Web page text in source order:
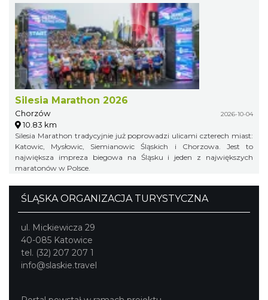
Silesia Marathon 2026
Chorzów 2026-10-04
10.83 km
Silesia Marathon tradycyjnie już poprowadzi ulicami czterech miast:
Katowic, Mysłowic, Siemianowic Śląskich i Chorzowa. Jest to
największa impreza biegowa na Śląsku i jeden z największych
maratonów w Polsce.
ŚLĄSKA ORGANIZACJA TURYSTYCZNA
ul. Mickiewicza 29
40-085 Katowice
tel. (32) 207 207 1
info@slaskie.travel